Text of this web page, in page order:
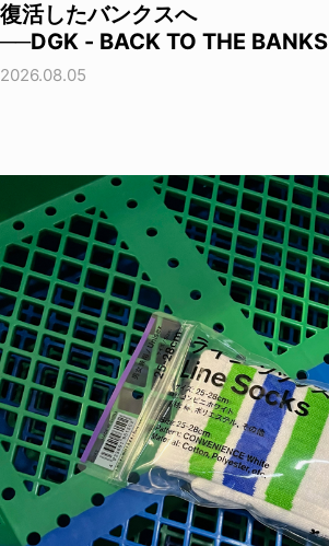
復活したバンクスへ
──DGK - BACK TO THE BANKS
2026.08.05